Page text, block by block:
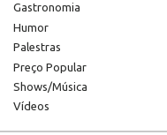
Gastronomia
Humor
Palestras
Preço Popular
Shows/Música
Vídeos